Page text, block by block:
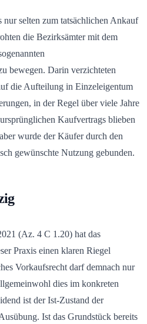
nur selten zum tatsächlichen Ankauf
die Bezirksämter mit dem
bewegen. Darin verzichteten
die Aufteilung in Einzeleigentum
in der Regel über viele Jahre
Kaufvertrags blieben
wurde der Käufer durch den
gewünschte Nutzung gebunden.
(Az. 4 C 1.20) hat das
Praxis einen klaren Riegel
Vorkaufsrecht darf demnach nur
dies im konkreten
ist der Ist-Zustand der
Ist das Grundstück bereits